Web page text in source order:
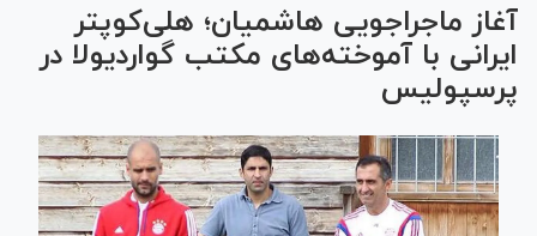
آغاز ماجراجویی هاشمیان؛ هلی‌کوپتر
ایرانی با آموخته‌های مکتب گواردیولا در
پرسپولیس